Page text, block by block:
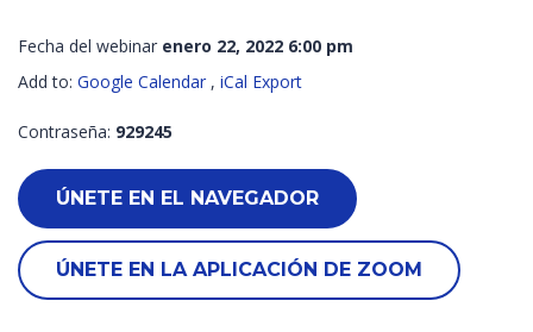
Fecha del webinar enero 22, 2022 6:00 pm
Add to: Google Calendar , iCal Export
Contraseña: 929245
ÚNETE EN EL NAVEGADOR
ÚNETE EN LA APLICACIÓN DE ZOOM